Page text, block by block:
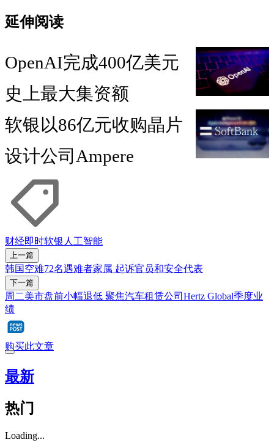
延伸阅读
OpenAI完成400亿美元
史上最大集资额
软银以86亿元收购晶片
设计公司Ampere
财经即时软银 人工智能
上一篇
韩国空难72名遇难者家属 起诉官员和安全代表
下一篇
周二美市盘前小幅退低 聚焦汽车租赁公司Hertz Global季度业
绩
购买此文章
最新
热门
Loading...